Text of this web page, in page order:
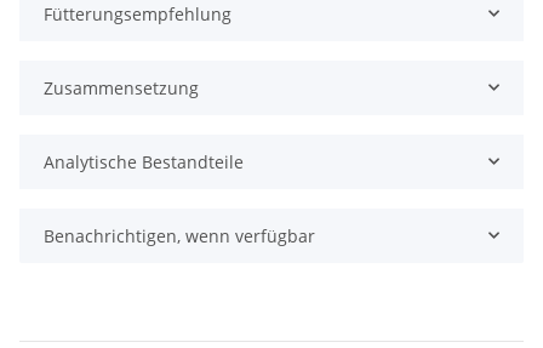
Fütterungsempfehlung
Zusammensetzung
Analytische Bestandteile
Benachrichtigen, wenn verfügbar